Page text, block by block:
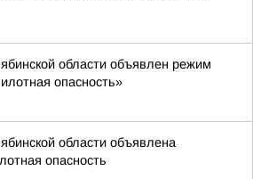
области объявлен режим
опасность»
области объявлена
опасность